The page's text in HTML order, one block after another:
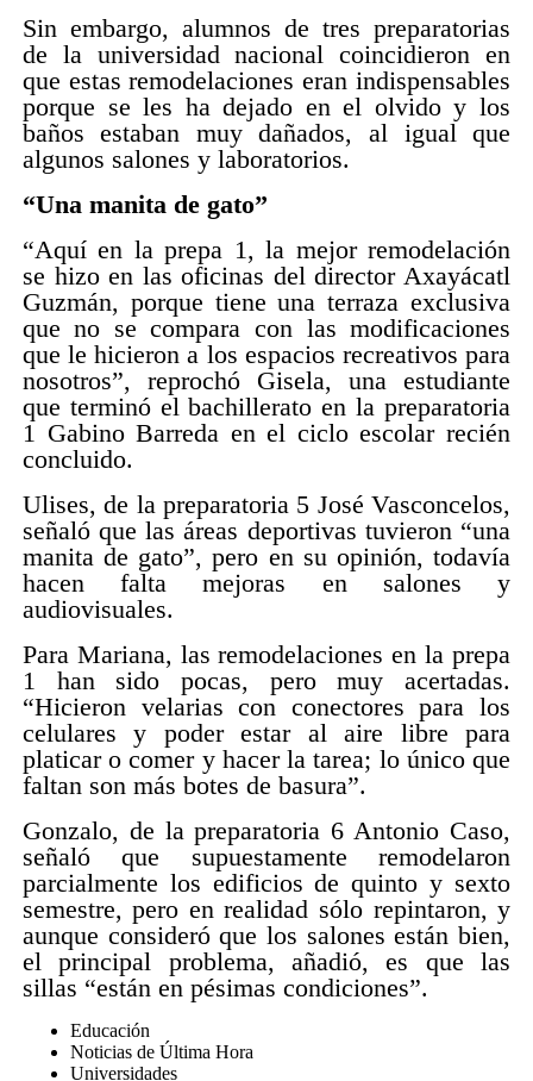
Sin embargo, alumnos de tres preparatorias
de la universidad nacional coincidieron en
que estas remodelaciones eran indispensables
porque se les ha dejado en el olvido y los
baños estaban muy dañados, al igual que
algunos salones y laboratorios.
“Una manita de gato”
“Aquí en la prepa 1, la mejor remodelación
se hizo en las oficinas del director Axayácatl
Guzmán, porque tiene una terraza exclusiva
que no se compara con las modificaciones
que le hicieron a los espacios recreativos para
nosotros”, reprochó Gisela, una estudiante
que terminó el bachillerato en la preparatoria
1 Gabino Barreda en el ciclo escolar recién
concluido.
Ulises, de la preparatoria 5 José Vasconcelos,
señaló que las áreas deportivas tuvieron “una
manita de gato”, pero en su opinión, todavía
hacen falta mejoras en salones y
audiovisuales.
Para Mariana, las remodelaciones en la prepa
1 han sido pocas, pero muy acertadas.
“Hicieron velarias con conectores para los
celulares y poder estar al aire libre para
platicar o comer y hacer la tarea; lo único que
faltan son más botes de basura”.
Gonzalo, de la preparatoria 6 Antonio Caso,
señaló que supuestamente remodelaron
parcialmente los edificios de quinto y sexto
semestre, pero en realidad sólo repintaron, y
aunque consideró que los salones están bien,
el principal problema, añadió, es que las
sillas “están en pésimas condiciones”.
Educación
Noticias de Última Hora
Universidades